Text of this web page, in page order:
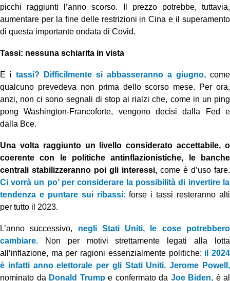
picchi raggiunti l’anno scorso. Il prezzo potrebbe, tuttavia,
aumentare per la fine delle restrizioni in Cina e il superamento
di questa importante ondata di Covid.
Tassi: nessuna schiarita in vista
E i tassi? Difficilmente si abbasseranno a giugno, come
qualcuno prevedeva non prima dello scorso mese. Per ora,
anzi, non ci sono segnali di stop ai rialzi che, come in un ping
pong Washington-Francoforte, vengono decisi dalla Fed e
dalla Bce.
Una volta raggiunto un livello considerato accettabile, o
coerente con le politiche antinflazionistiche, le banche
centrali stabilizzeranno poi gli interessi, come è d’uso fare.
Ci vorrà un po’ per considerare la possibilità di invertire la
tendenza e puntare sui ribassi: forse i tassi resteranno alti
per tutto il 2023.
L’anno successivo, negli Stati Uniti, le cose potrebbero
cambiare. Non per motivi strettamente legati alla lotta
all’inflazione, ma per ragioni essenzialmente politiche: il 2024
è infatti anno elettorale per gli Stati Uniti. Jerome Powell,
nominato da Donald Trumpe confermato da Joe Biden, è al